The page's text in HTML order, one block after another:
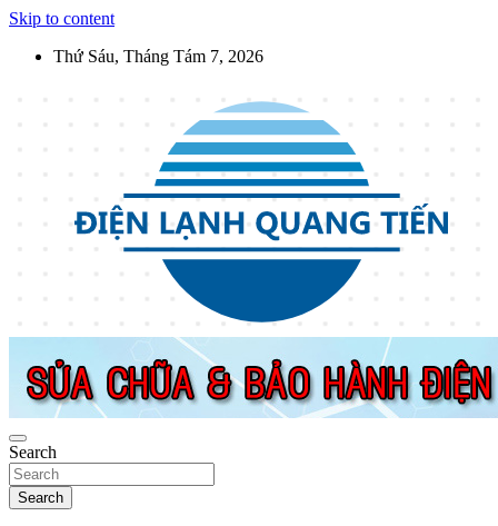
Skip to content
Thứ Sáu, Tháng Tám 7, 2026
Điện Lạnh Quang Tiến
Sửa chữa thiết bị điện lạnh, điện dân dụng, thiết bị nhà bếp tại Hà
Nội
Search
Search